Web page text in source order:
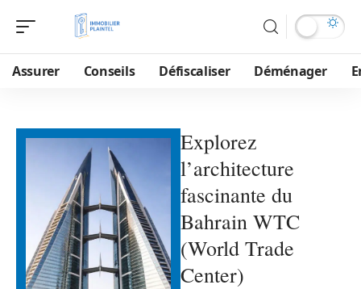
Assurer Conseils Défiscaliser Déménager
Explorez
l’architecture
fascinante du
Bahrain WTC
(World Trade
Center)